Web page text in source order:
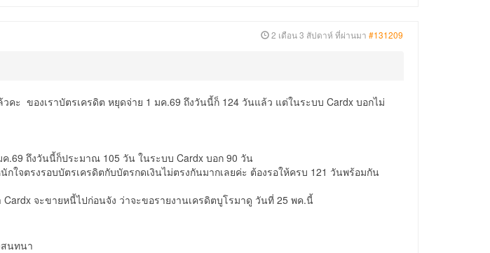
2 เดือน 3 สัปดาห์ ที่ผ่านมา #131209
คะ ของเราบัตรเครดิต หยุดจ่าย 1 มค.69 ถึงวันนี้ก็ 124 วันแล้ว แต่ในระบบ Cardx บอกไม่
.69 ถึงวันนี้ก็ประมาณ 105 วัน ในระบบ Cardx บอก 90 วัน
ใจตรงรอบบัตรเครดิตกับบัตรกดเงินไม่ตรงกันมากเลยค่ะ ต้องรอให้ครบ 121 วันพร้อมกัน
Cardx จะขายหนี้ไปก่อนจัง ว่าจะขอรายงานเครดิตบูโรมาดู วันที่ 25 พค.นี้
สนทนา